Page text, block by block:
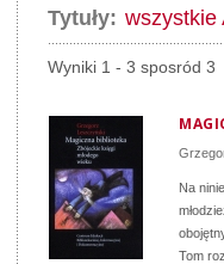
Tytuły: wszystkie
Wyniki 1 - 3 sposród 3
Na
Tom